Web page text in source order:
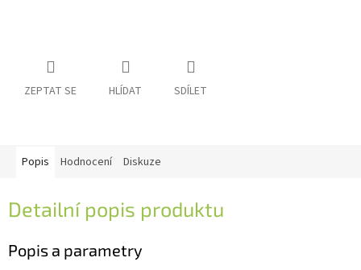
ZEPTAT SE HLÍDAT SDÍLET
Popis Hodnocení Diskuze
Detailní popis produktu
Popis a parametry